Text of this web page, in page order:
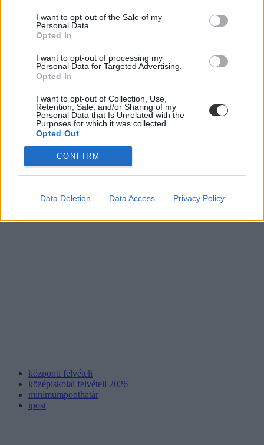
I want to opt-out of the Sale of my
Personal Data.
Opted In
I want to opt-out of processing my
Personal Data for Targeted Advertising.
Opted In
I want to opt-out of Collection, Use,
Retention, Sale, and/or Sharing of my
Personal Data that Is Unrelated with the
Purposes for which it was collected.
Opted Out
CONFIRM
Data Deletion Data Access Privacy Policy
központi felvételi
középiskolai felvételi 2026
minimumponthatár
ipost